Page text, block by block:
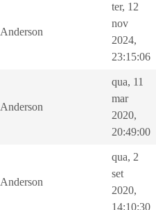
Anderson
ter, 12
nov
2024,
23:15:06
Anderson
qua, 11
mar
2020,
20:49:00
Anderson
qua, 2
set
2020,
14:10:30